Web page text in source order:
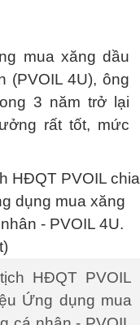
mua xăng dầu
(PVOIL 4U), ông
3 năm trở lại
rất tốt, mức
HĐQT PVOIL
Ứng dụng mua